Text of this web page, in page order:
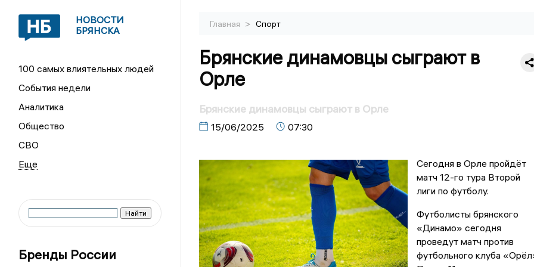
НОВОСТИ
БРЯНСКА
100 самых влиятельных людей
События недели
Аналитика
Общество
СВО
Бренды России
Главная > Спорт
Брянские динамовцы сыграют в
Орле
Брянские динамовцы сыграют в Орле
15/06/2025 07:30
Сегодня в Орле пройдёт
матч 12-го тура Второй
лиги по футболу.
Футболисты брянского
«Динамо» сегодня
проведут матч против
футбольного клуба